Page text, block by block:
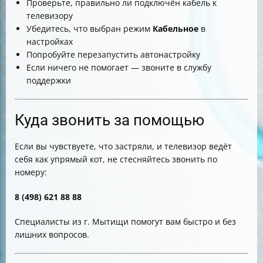
Проверьте, правильно ли подключён кабель к
телевизору
Убедитесь, что выбран режим Кабельное в
настройках
Попробуйте перезапустить автонастройку
Если ничего не помогает — звоните в службу
поддержки
Куда звонить за помощью
Если вы чувствуете, что застряли, и телевизор ведёт
себя как упрямый кот, не стесняйтесь звонить по
номеру:
8 (498) 621 88 88
Специалисты из г. Мытищи помогут вам быстро и без
лишних вопросов.